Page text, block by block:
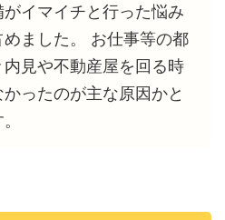
イマイチと行った悩み
めました。 お仕事等の都
見や不動産屋を回る時
ったのが主な原因かと